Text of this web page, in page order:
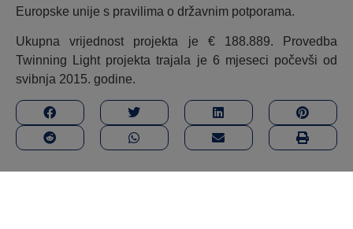
Europske unije s pravilima o državnim potporama.
Ukupna vrijednost projekta je € 188.889. Provedba
Twinning Light projekta trajala je 6 mjeseci počevši od
svibnja 2015. godine.